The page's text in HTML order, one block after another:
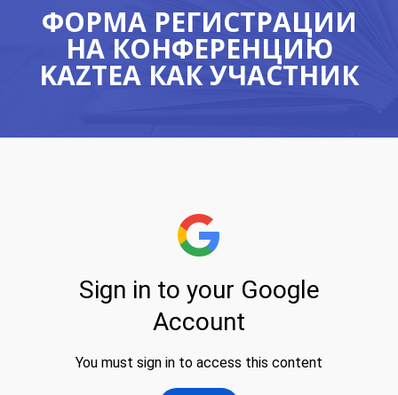
ФОРМА РЕГИСТРАЦИИ
НА КОНФЕРЕНЦИЮ
KAZTEA КАК УЧАСТНИК